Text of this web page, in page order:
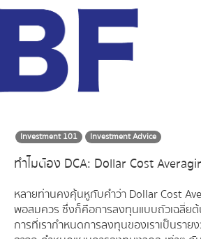
Investment 101 Investment Advice
ทำไมต้อง DCA: Dollar Cost
หลายท่านคงคุ้นหูกับคำว่า Dollar Cost
พอสมควร ซึ่งก็คือการลงทุนแบบถัวเฉลี่
การที่เรากำหนดการลงทุนของเราเป็นราย